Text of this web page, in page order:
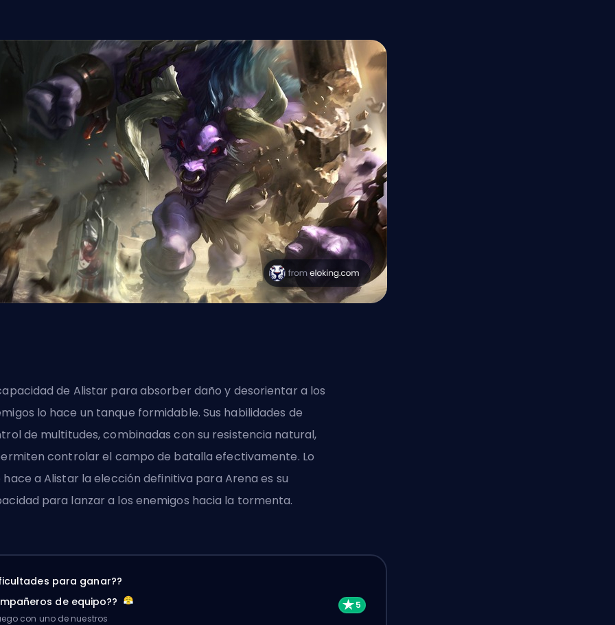
de Alistar para absorber daño y desorientar a los
lo hace un tanque formidable. Sus habilidades de
de multitudes, combinadas con su resistencia natural,
controlar el campo de batalla efectivamente. Lo
hace a Alistar la elección definitiva para Arena es su
para lanzar a los enemigos hacia la tormenta.
para ganar??
de equipo??
con uno de nuestros